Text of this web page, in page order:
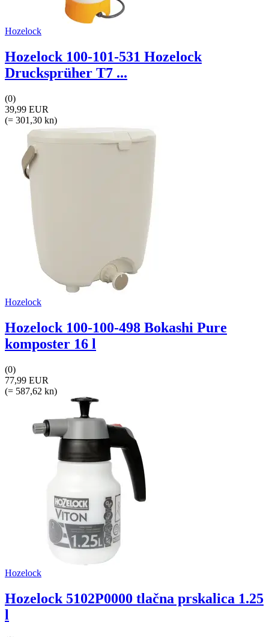
Hozelock
Hozelock 100-101-531 Hozelock
Drucksprüher T7 ...
(0)
39,99 EUR
(= 301,30 kn)
Hozelock
Hozelock 100-100-498 Bokashi Pure
komposter 16 l
(0)
77,99 EUR
(= 587,62 kn)
Hozelock
Hozelock 5102P0000 tlačna prskalica 1.25
l